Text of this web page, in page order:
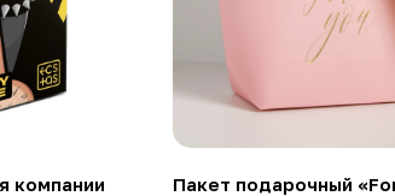
компании
Пакет подарочный